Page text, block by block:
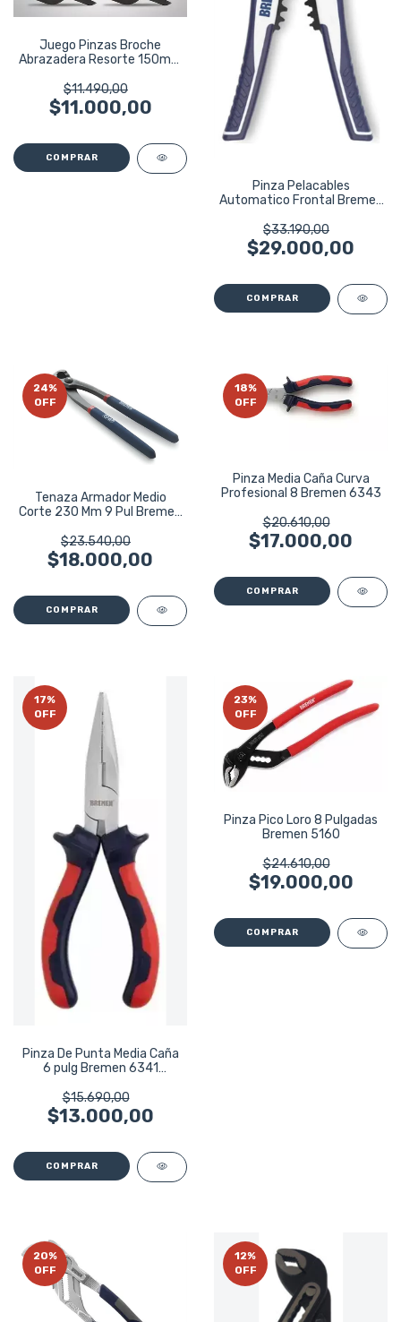
Juego Pinzas Broche
Abrazadera Resorte 150mm
$11.490,00
$11.000,00
Pinza Pelacables
Automatico Frontal Bremen
$33.190,00
$29.000,00
24%
OFF
Tenaza Armador Medio
Corte 230 Mm 9 Pul Bremen
$23.540,00
$18.000,00
18%
OFF
Pinza Media Caña Curva
Profesional 8 Bremen 6343
$20.610,00
$17.000,00
17%
OFF
Pinza De Punta Media Caña
6 pulg Bremen 6341
$15.690,00
$13.000,00
23%
OFF
Pinza Pico Loro 8 Pulgadas
Bremen 5160
$24.610,00
$19.000,00
20%
OFF
12%
OFF